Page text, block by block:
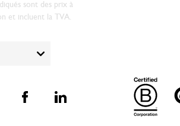
sont des prix à
et incluent la TVA.